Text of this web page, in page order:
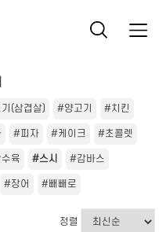
(삼겹살) #양고기 #치킨
#피자 #케이크 #초콜렛
육 #스시 #감바스
#장어 #빼빼로
정렬